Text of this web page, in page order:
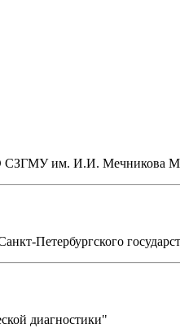
СЗГМУ им. И.И. Мечникова МЗ
Петербургского
диагностики"